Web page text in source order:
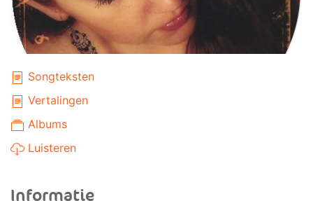
Songteksten
Vertalingen
Albums
Luisteren
Informatie